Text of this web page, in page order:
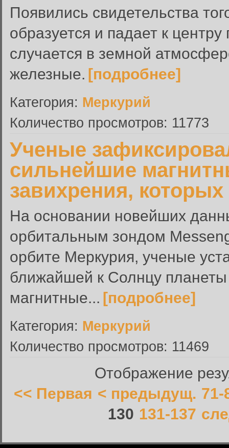
Появились свидетельства
образуется и падает к
случается в земной
железные. [подробнее]
Категория: Меркурий
Количество просмотров: 11773
Ученые
сильнейшие
завихрения,
На основании новейших
орбитальным зондом
орбите Меркурия, ученые
ближайшей к Солнцу
магнитные... [подробнее]
Категория: Меркурий
Количество просмотров: 11469
Отображение
<< Первая < предыдущ. 71-
130 131-137